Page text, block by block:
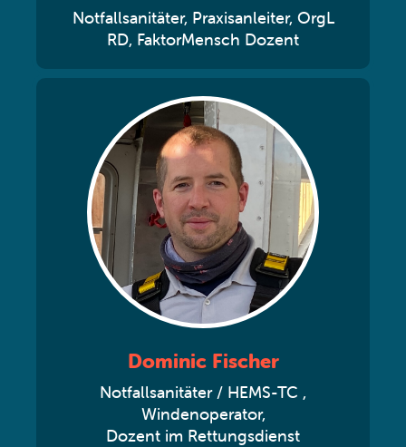
Notfallsanitäter, Praxisanleiter, OrgL
RD, FaktorMensch Dozent
Dominic Fischer
Notfallsanitäter / HEMS-TC ,
Windenoperator,
Dozent im Rettungsdienst